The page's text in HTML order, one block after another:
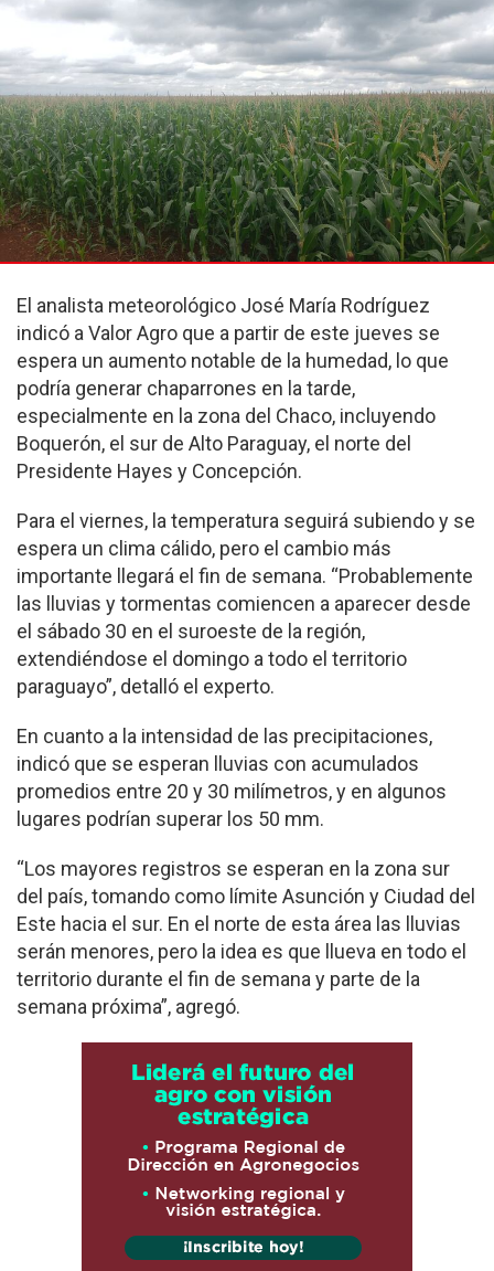
El analista meteorológico José María Rodríguez
indicó a Valor Agro que a partir de este jueves se
espera un aumento notable de la humedad, lo que
podría generar chaparrones en la tarde,
especialmente en la zona del Chaco, incluyendo
Boquerón, el sur de Alto Paraguay, el norte del
Presidente Hayes y Concepción.
Para el viernes, la temperatura seguirá subiendo y se
espera un clima cálido, pero el cambio más
importante llegará el fin de semana. “Probablemente
las lluvias y tormentas comiencen a aparecer desde
el sábado 30 en el suroeste de la región,
extendiéndose el domingo a todo el territorio
paraguayo”, detalló el experto.
En cuanto a la intensidad de las precipitaciones,
indicó que se esperan lluvias con acumulados
promedios entre 20 y 30 milímetros, y en algunos
lugares podrían superar los 50 mm.
“Los mayores registros se esperan en la zona sur
del país, tomando como límite Asunción y Ciudad del
Este hacia el sur. En el norte de esta área las lluvias
serán menores, pero la idea es que llueva en todo el
territorio durante el fin de semana y parte de la
semana próxima”, agregó.